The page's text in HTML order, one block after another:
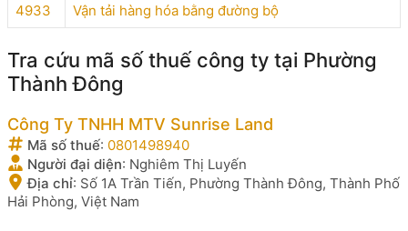
4933
Vận tải hàng hóa bằng đường bộ
Tra cứu mã số thuế công ty tại Phường
Thành Đông
Công Ty TNHH MTV Sunrise Land
Mã số thuế: 0801498940
Người đại diện: Nghiêm Thị Luyến
Địa chỉ: Số 1A Trần Tiến, Phường Thành Đông, Thành Phố
Hải Phòng, Việt Nam